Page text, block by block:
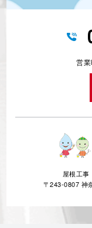
営
屋根工
〒243-0807 神